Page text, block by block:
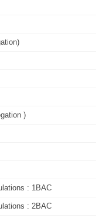
)
: 1BAC
: 2BAC